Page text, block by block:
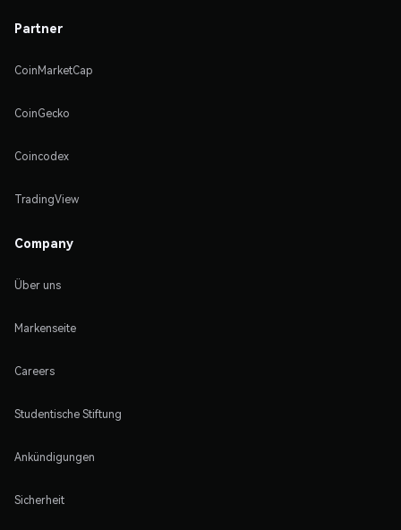
Partner
CoinMarketCap
CoinGecko
Coincodex
TradingView
Company
Über uns
Markenseite
Careers
Studentische Stiftung
Ankündigungen
Sicherheit